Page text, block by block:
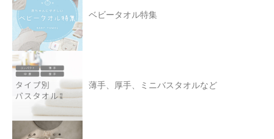
ベビータオル特集
薄手、厚手、ミニバスタオルなど